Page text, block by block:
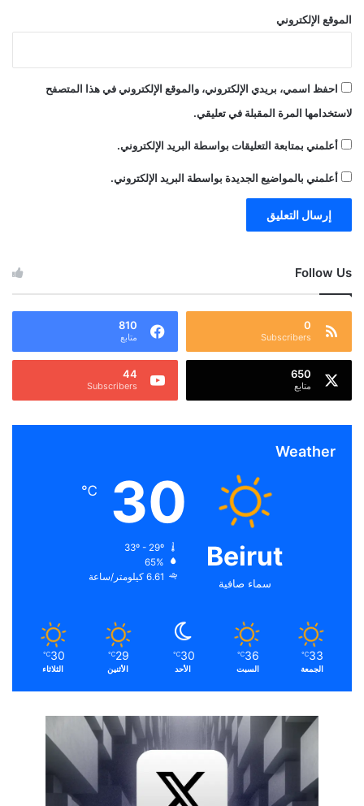
الموقع الإلكتروني
احفظ اسمي، بريدي الإلكتروني، والموقع الإلكتروني في هذا المتصفح
لاستخدامها المرة المقبلة في تعليقي.
أعلمني بمتابعة التعليقات بواسطة البريد الإلكتروني.
أعلمني بالمواضيع الجديدة بواسطة البريد الإلكتروني.
Follow Us
0
Subscribers
810
متابع
650
متابع
44
Subscribers
Weather
Beirut
سماء صافية
30
℃
65%
6.61 كيلومتر/ساعة
33
℃
الجمعة
36
℃
السبت
30
℃
الأحد
29
℃
الأثنين
30
℃
الثلاثاء